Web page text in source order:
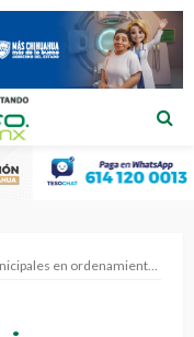
en ordenamiento territorial